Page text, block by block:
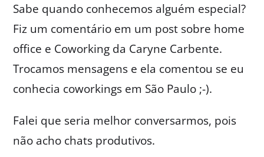
Sabe quando conhecemos alguém especial?
Fiz um comentário em um post sobre home
office e Coworking da Caryne Carbente.
Trocamos mensagens e ela comentou se eu
conhecia coworkings em São Paulo ;-).
Falei que seria melhor conversarmos, pois
não acho chats produtivos.